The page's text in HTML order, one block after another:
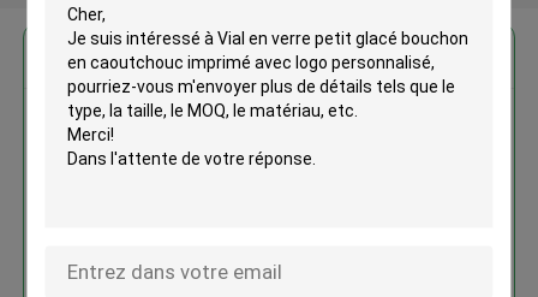
Vial en verre petit glacé bouchon
en caoutchouc imprimé avec